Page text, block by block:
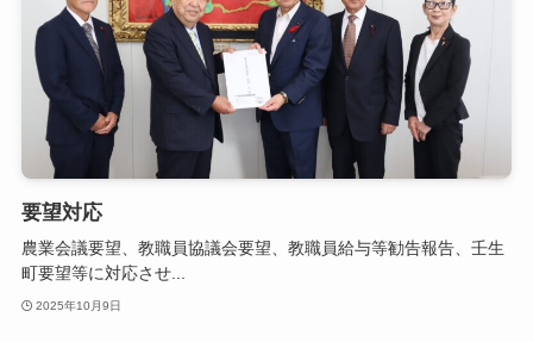
要望対応
農業会議要望、教職員協議会要望、教職員給与等勧告報告、壬生
町要望等に対応させ...
2025年10月9日